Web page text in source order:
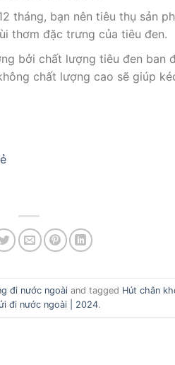
tháng, bạn nên tiêu thụ sản
thơm đặc trưng của tiêu đen.
bởi chất lượng tiêu đen ban
chất lượng cao sẽ giúp
đi nước ngoài and tagged Hút chân
đi nước ngoài | 2024.